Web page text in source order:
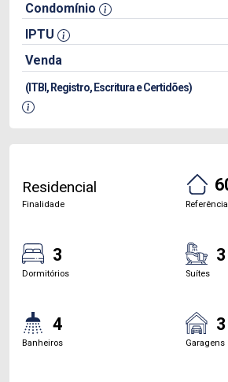
Condomínio
IPTU
Venda
(ITBI, Registro, Escritura e Certidões)
Residencial
Finalidade Referência
3
Dormitórios
3
Suítes
4
Banheiros
3
Garagens